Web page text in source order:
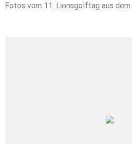
Fotos vom 11. Lionsgolftag aus dem